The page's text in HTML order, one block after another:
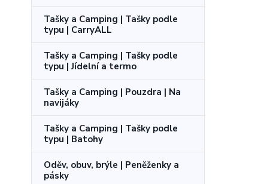
Tašky a Camping | Tašky podle
typu | CarryALL
Tašky a Camping | Tašky podle
typu | Jídelní a termo
Tašky a Camping | Pouzdra | Na
navijáky
Tašky a Camping | Tašky podle
typu | Batohy
Oděv, obuv, brýle | Peněženky a
pásky